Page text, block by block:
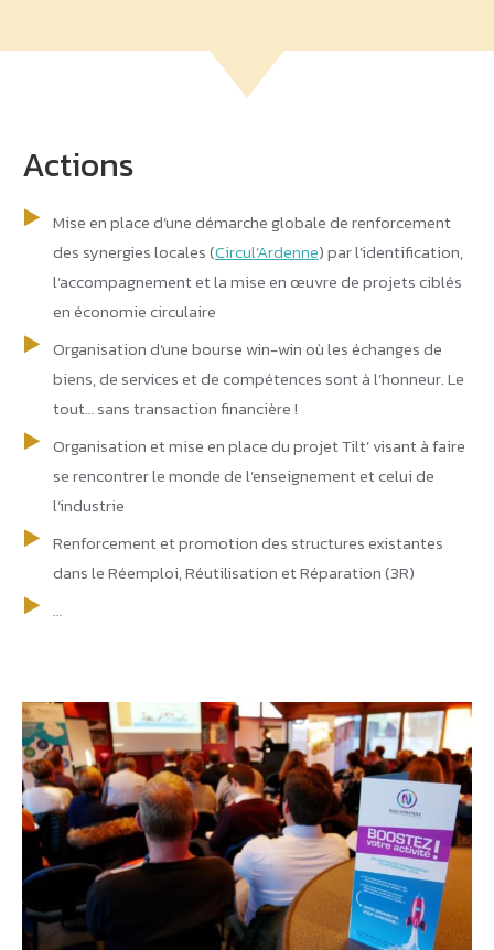
Actions
Mise en place d’une démarche globale de renforcement
des synergies locales (Circul’Ardenne) par l’identification,
l’accompagnement et la mise en œuvre de projets ciblés
en économie circulaire
Organisation d’une bourse win-win où les échanges de
biens, de services et de compétences sont à l’honneur. Le
tout… sans transaction financière !
Organisation et mise en place du projet Tilt’ visant à faire
se rencontrer le monde de l’enseignement et celui de
l’industrie
Renforcement et promotion des structures existantes
dans le Réemploi, Réutilisation et Réparation (3R)
…